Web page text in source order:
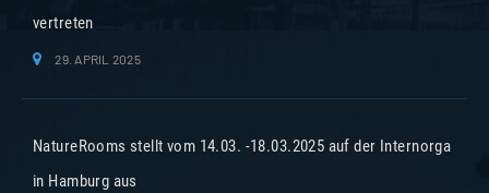
vertreten
29. APRIL 2025
NatureRooms stellt vom 14.03. -18.03.2025 auf der Internorga
in Hamburg aus